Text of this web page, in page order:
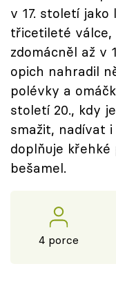
Sledujte nás
v 17. století
třicetileté válce,
zdomácněl až v
opich nahradil
polévky a
století 20., kdy
smažit, nadívat
doplňuje
bešamel.
4 porce